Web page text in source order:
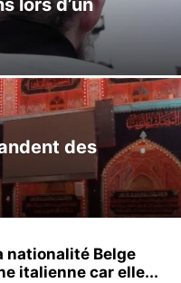
lors d’un
des
nationalité Belge
italienne car elle...